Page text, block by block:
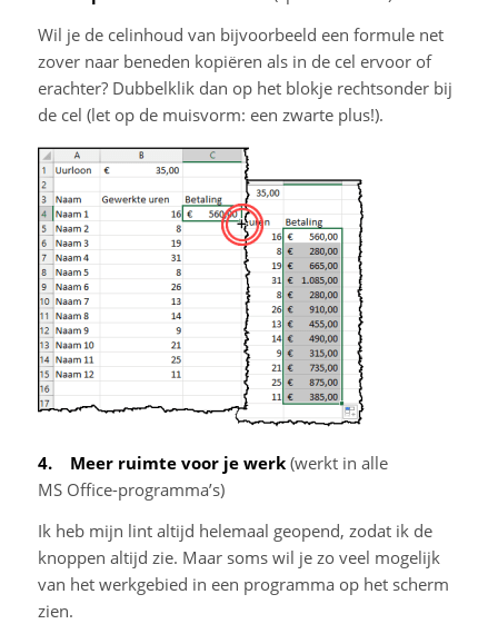
Wil je de celinhoud van bijvoorbeeld een formule net
zover naar beneden kopiëren als in de cel ervoor of
erachter? Dubbelklik dan op het blokje rechtsonder bij
de cel (let op de muisvorm: een zwarte plus!).
4. Meer ruimte voor je werk(werkt in alle
MS Office-programma’s)
Ik heb mijn lint altijd helemaal geopend, zodat ik de
knoppen altijd zie. Maar soms wil je zo veel mogelijk
van het werkgebied in een programma op het scherm
zien.